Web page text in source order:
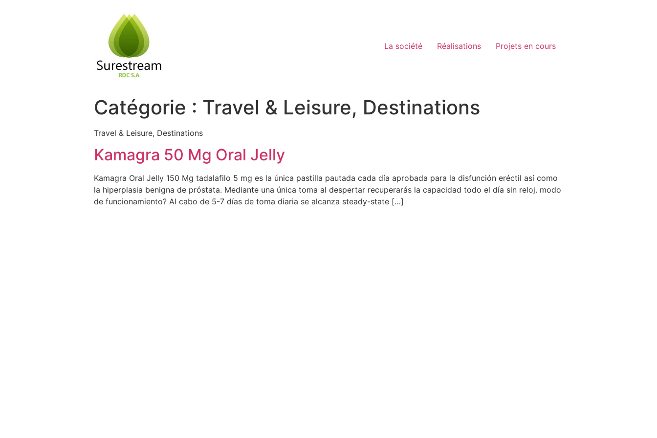
La société
Réalisations Projets en cours
Catégorie : Travel & Leisure, Destinations
Travel & Leisure, Destinations
Kamagra 50 Mg Oral Jelly
Kamagra Oral Jelly 150 Mg tadalafilo 5 mg es la única pastilla pautada cada día aprobada para la disfunción eréctil así como
la hiperplasia benigna de próstata. Mediante una única toma al despertar recuperarás la capacidad todo el día sin reloj. modo
de funcionamiento? Al cabo de 5-7 días de toma diaria se alcanza steady-state […]